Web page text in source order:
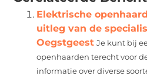
Elektrische
uitleg van de
Oegstgeest Je kunt bij
openhaarden terecht voor
informatie over diverse